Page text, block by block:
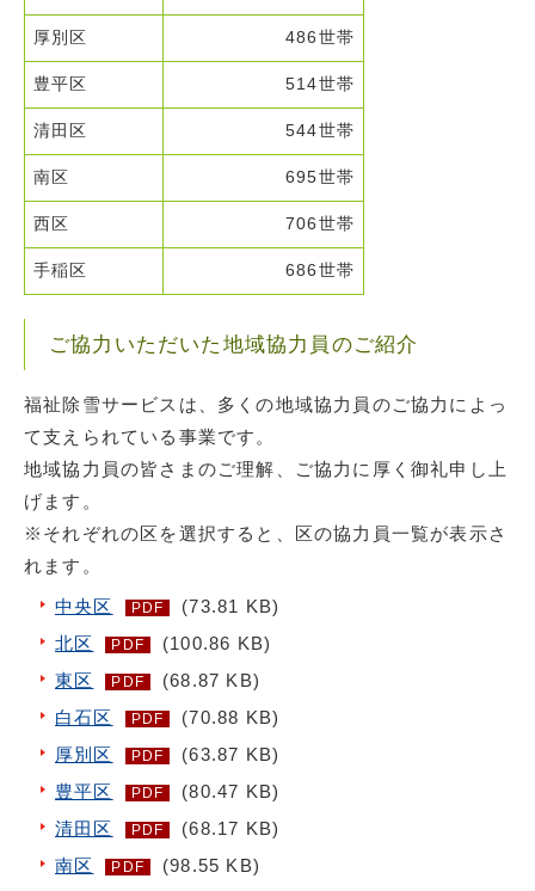
厚別区 486世帯
豊平区 514世帯
清田区 544世帯
南区 695世帯
西区 706世帯
手稲区 686世帯
ご協力いただいた地域協力員のご紹介
福祉除雪サービスは、多くの地域協力員のご協力によっ
て支えられている事業です。
地域協力員の皆さまのご理解、ご協力に厚く御礼申し上
げます。
※それぞれの区を選択すると、区の協力員一覧が表示さ
れます。
中央区
PDF
(73.81 KB)
北区
PDF
(100.86 KB)
東区
PDF
(68.87 KB)
白石区
PDF
(70.88 KB)
厚別区
PDF
(63.87 KB)
豊平区
PDF
(80.47 KB)
清田区
PDF
(68.17 KB)
南区
PDF
(98.55 KB)